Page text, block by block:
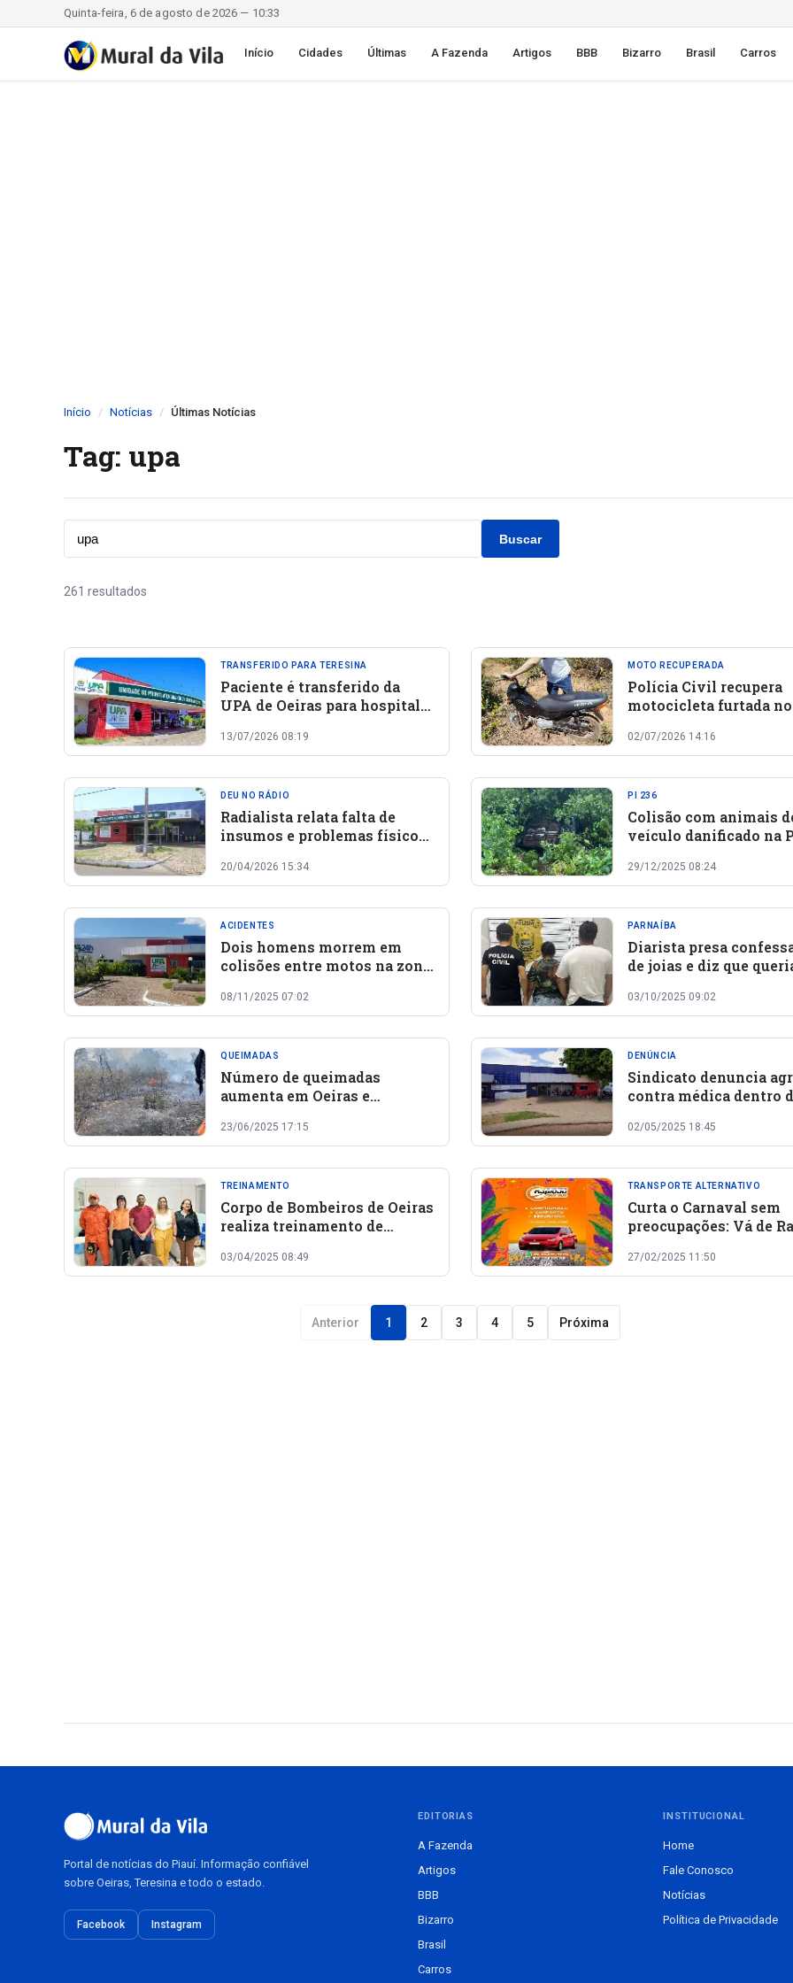
Quinta-feira, 6 de agosto de 2026 — 10:33
Início Cidades Últimas A Fazenda Artigos BBB Bizarro Brasil Carros
Início Notícias Últimas Notícias
Tag: upa
Buscar
261 resultados
TRANSFERIDO PARA TERESINA
Paciente é transferido da
UPA de Oeiras para hospital
Síndrome de Stevens-
Johnson
13/07/2026 08:19
MOTO RECUPERADA
Polícia Civil recupera
motocicleta furtada
02/07/2026 14:16
DEU NO RÁDIO
Radialista relata falta de
insumos e problemas físicos
posicionamento de
autoridades
20/04/2026 15:34
PI 236
Colisão com animais
veículo danificado na
veículo tiveram
leves
29/12/2025 08:24
ACIDENTES
Dois homens morrem em
colisões entre motos na zona
registra mais de 10 acidentes
08/11/2025 07:02
PARNAÍBA
Diarista presa
de joias e diz que
casamento em Parnaíba
03/10/2025 09:02
QUEIMADAS
Número de queimadas
aumenta em Oeiras e
23/06/2025 17:15
DENÚNCIA
Sindicato denuncia
contra médica dentro
02/05/2025 18:45
TREINAMENTO
Corpo de Bombeiros de Oeiras
realiza treinamento de
funcionários do Hospital
Regional Deolindo Couto e
03/04/2025 08:49
TRANSPORTE ALTERNATIVO
Curta o Carnaval sem
preocupações: Vá de
27/02/2025 11:50
Anterior 1 2 3 4 5 Próxima
Portal de notícias do Piauí. Informação confiável
sobre Oeiras, Teresina e todo o estado.
Facebook Instagram
EDITORIAS
A Fazenda
Artigos
BBB
Bizarro
Brasil
Carros
INSTITUCIONAL
Home
Fale Conosco
Notícias
Política de Privacidade